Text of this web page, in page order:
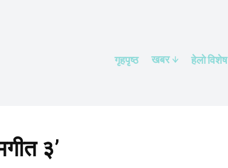
गृहपृष्ठ खबर हेलाे विशेष
३’